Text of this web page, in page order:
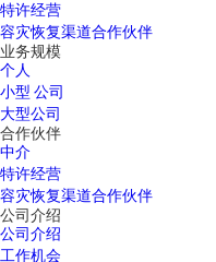
特许经营
容灾恢复渠道合作伙伴
业务规模
个人
小型 公司
大型公司
合作伙伴
中介
特许经营
容灾恢复渠道合作伙伴
公司介绍
公司介绍
工作机会